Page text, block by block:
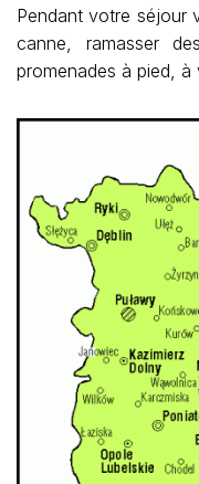
Pendant votre séjour
canne, ramasser
promenades à pied, à